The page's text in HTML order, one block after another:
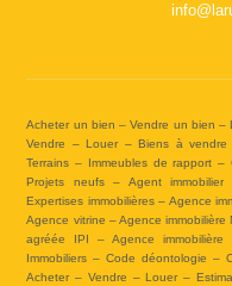
Acheter un bien – Vendre un bien –
Vendre – Louer – Biens à
Terrains – Immeubles de rapport
Projets neufs – Agent
Expertises immobilières – Agence
Agence vitrine – Agence immobilière
agréée IPI – Agence immobilière
Immobiliers – Code déontologie –
Acheter – Vendre – Louer –